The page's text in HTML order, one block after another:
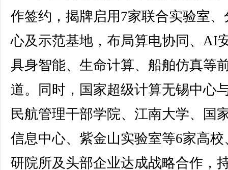
作签约，揭牌启用7家联合实验室、
心及示范基地，布局算电协同、AI
具身智能、生命计算、船舶仿真等
道。同时，国家超级计算无锡中心
民航管理干部学院、江南大学、国
信息中心、紫金山实验室等6家高校
研院所及头部企业达成战略合作，